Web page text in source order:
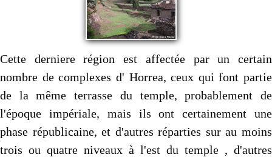
Cette derniere région est affectée par un certain
nombre de complexes d' Horrea, ceux qui font partie
de la même terrasse du temple, probablement de
l'époque impériale, mais ils ont certainement une
phase républicaine, et d'autres réparties sur au moins
trois ou quatre niveaux à l'est du temple , d'autres